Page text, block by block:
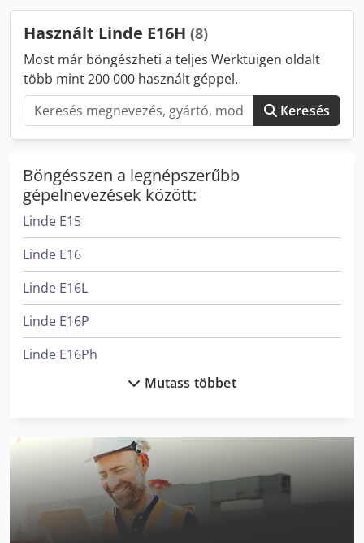
Használt Linde E16H (8)
Most már böngészheti a teljes Werktuigen oldalt
több mint 200 000 használt géppel.
Keresés
Böngésszen a legnépszerűbb
gépelnevezések között:
Linde E15
Linde E16
Linde E16L
Linde E16P
Linde E16Ph
Linde H14T
Mutass többet